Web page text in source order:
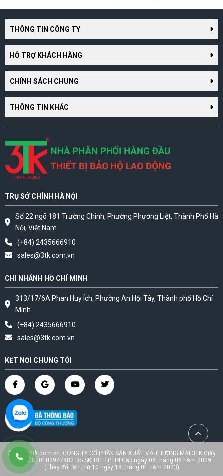
THÔNG TIN CÔNG TY
HỖ TRỢ KHÁCH HÀNG
CHÍNH SÁCH CHUNG
THÔNG TIN KHÁC
TRỤ SỞ CHÍNH HÀ NỘI
Số 22 ngõ 181 Trường Chinh, Phường Phương Liệt, Thành Phố Hà
Nội, Việt Nam
(+84) 2435666910
sales@3tk.com.vn
CHI NHÁNH HỒ CHÍ MINH
313/17/6A Phan Huy Ích, Phường An Hội Tây, Thành phố Hồ Chí
Minh
(+84) 2435666910
sales@3tk.com.vn
KẾT NỐI CHÚNG TÔI
© 2023 3tk.com.vn. CÔNG TY CỔ PHẦN SẢN XUẤT VÀ THƯƠNG MẠI 3TK Giấy
CNĐKDN: 0103947882 Do SKHĐT TP HN Cấp ngày 08 tháng 06 năm 2009
(Thay đổi lần thứ 10 ngày 18 tháng 01 năm 2023)